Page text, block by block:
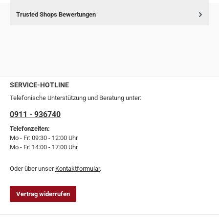
Trusted Shops Bewertungen
SERVICE-HOTLINE
Telefonische Unterstützung und Beratung unter:
0911 - 936740
Telefonzeiten:
Mo - Fr: 09:30 - 12:00 Uhr
Mo - Fr: 14:00 - 17:00 Uhr
Oder über unser Kontaktformular.
Vertrag widerrufen